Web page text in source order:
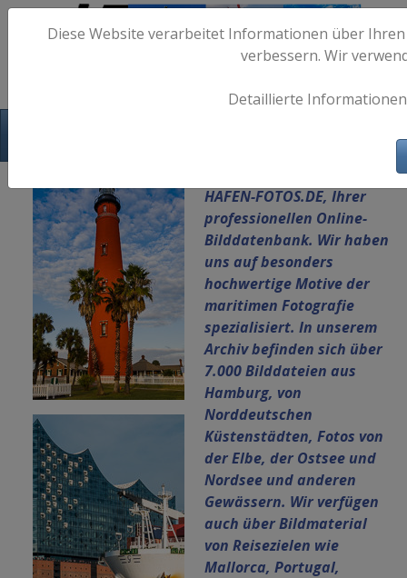
HAFEN-FOTOS.DE, Ihrer
professionellen Online-
Bilddatenbank. Wir haben
uns auf besonders
hochwertige Motive der
maritimen Fotografie
spezialisiert. In unserem
Archiv befinden sich über
7.000 Bilddateien aus
Hamburg, von
Norddeutschen
Küstenstädten, Fotos von
der Elbe, der Ostsee und
Nordsee und anderen
Gewässern. Wir verfügen
auch über Bildmaterial
von Reisezielen wie
Mallorca, Portugal,
Diese Website verarbeitet Informationen über
verbessern. Wir
Detaillierte